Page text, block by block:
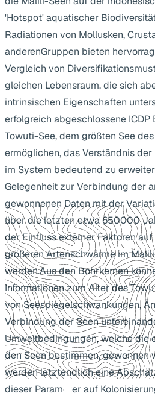
'Hotspot' aquatischer
Radiationen von Mollusken,
anderenGruppen bieten
Vergleich von
gleichen Lebensraum, die sich
intrinsischen Eigenschaften
erfolgreich abgeschlossene ICDP
Towuti-See, dem größten See
ermöglichen, das Verständnis
im System bedeutend zu
Gelegenheit zur Verbindung der
gewonnenen Daten mit der
über die letzten etwa 650000
der Einfluss externer Faktoren
größeren Artenschwärme im
werden.Aus den Bohrkernen
Informationen zum Alter des
von Seespiegelschwankungen,
Verbindung der Seen
Umweltbedingungen, welche die
den Seen bestimmen, gewonnen
werden letztendlich eine
dieser Parameter auf